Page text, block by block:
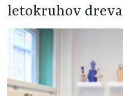
letokruhov dreva